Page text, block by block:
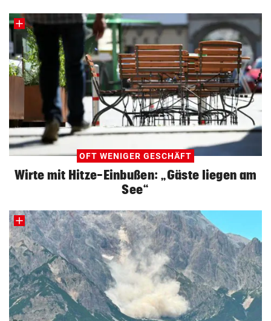
OFT WENIGER GESCHÄFT
Wirte mit Hitze-Einbußen: „Gäste liegen am
See“